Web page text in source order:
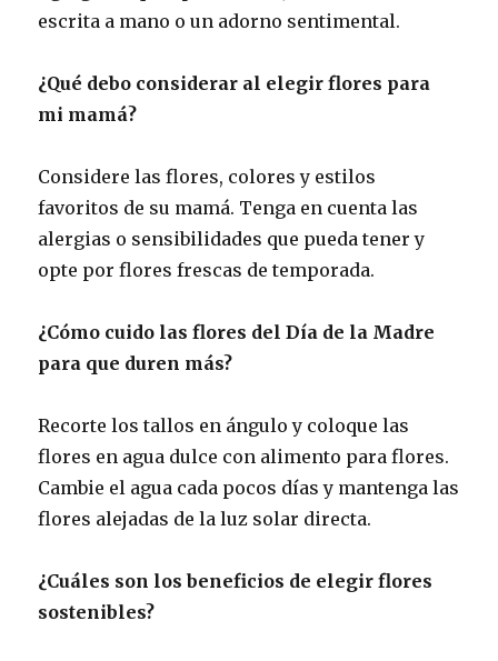
escrita a mano o un adorno sentimental.
¿Qué debo considerar al elegir flores para
mi mamá?
Considere las flores, colores y estilos
favoritos de su mamá. Tenga en cuenta las
alergias o sensibilidades que pueda tener y
opte por flores frescas de temporada.
¿Cómo cuido las flores del Día de la Madre
para que duren más?
Recorte los tallos en ángulo y coloque las
flores en agua dulce con alimento para flores.
Cambie el agua cada pocos días y mantenga las
flores alejadas de la luz solar directa.
¿Cuáles son los beneficios de elegir flores
sostenibles?